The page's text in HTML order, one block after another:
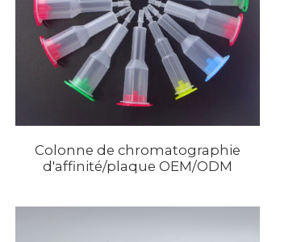
Colonne de chromatographie
d'affinité/plaque OEM/ODM